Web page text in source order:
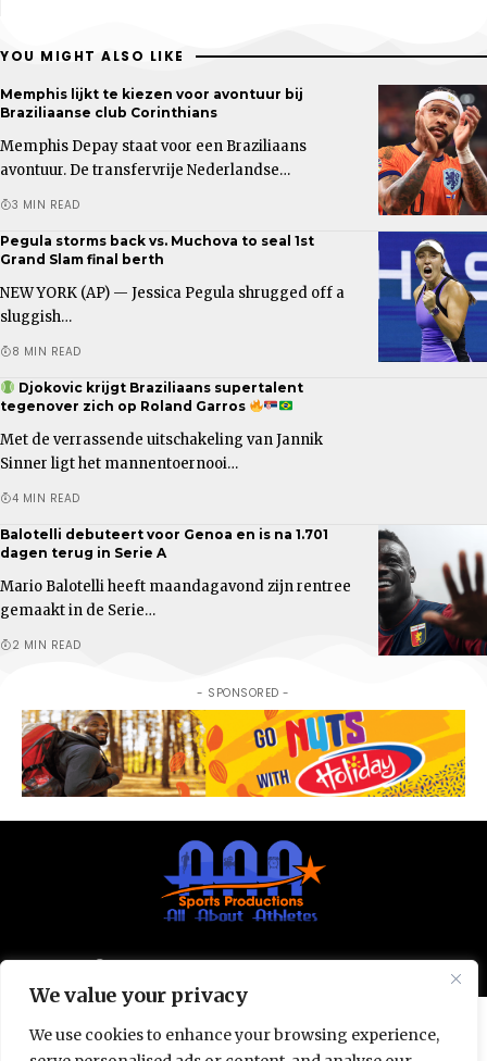
We value your privacy
We use cookies to enhance your browsing experience,
YOU MIGHT ALSO LIKE
Memphis lijkt te kiezen voor avontuur bij
Braziliaanse club Corinthians
Memphis Depay staat voor een Braziliaans
avontuur. De transfervrije Nederlandse…
3 MIN READ
Pegula storms back vs. Muchova to seal 1st
Grand Slam final berth
NEW YORK (AP) — Jessica Pegula shrugged off a
sluggish…
8 MIN READ
Djokovic krijgt Braziliaans supertalent
tegenover zich op Roland Garros
Met de verrassende uitschakeling van Jannik
Sinner ligt het mannentoernooi…
4 MIN READ
Balotelli debuteert voor Genoa en is na 1.701
dagen terug in Serie A
Mario Balotelli heeft maandagavond zijn rentree
gemaakt in de Serie…
2 MIN READ
- SPONSORED -